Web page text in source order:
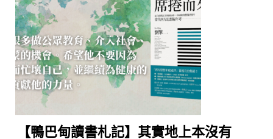
【鴨巴甸讀書札記】其實地上本沒有